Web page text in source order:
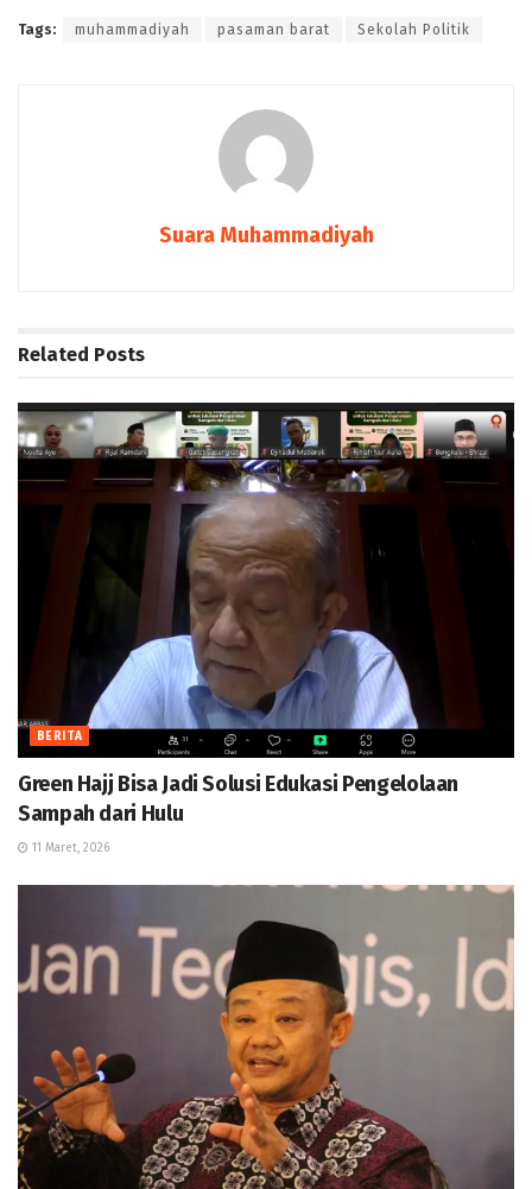
Tags: muhammadiyah pasaman barat Sekolah Politik
Suara Muhammadiyah
Related Posts
BERITA
Green Hajj Bisa Jadi Solusi Edukasi Pengelolaan
Sampah dari Hulu
11 Maret, 2026